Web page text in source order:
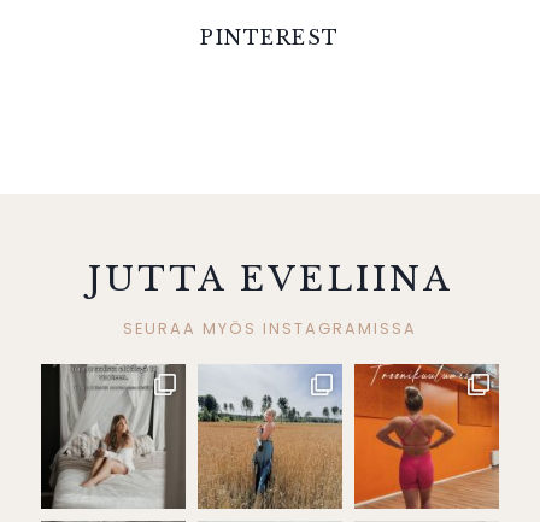
PINTEREST
JUTTA EVELIINA
SEURAA MYÖS INSTAGRAMISSA